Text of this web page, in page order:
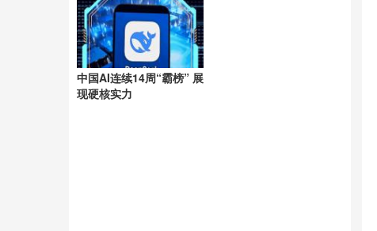
中国AI连续14周“霸榜” 展
现硬核实力